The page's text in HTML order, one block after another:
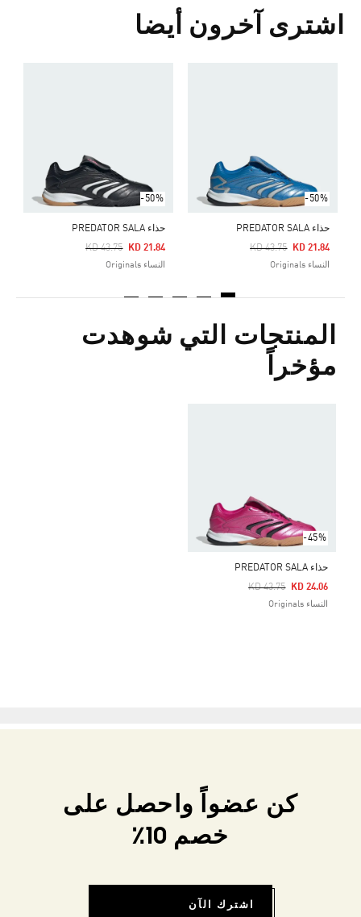
اشترى آخرون أيضا
-50%
حذاء PREDATOR SALA
Price Reduced From
KD 43.75
To KD 21.84
النساء Originals
-50%
حذاء PREDATOR SALA
Price Reduced From
KD 43.75
To KD 21.84
النساء Originals
المنتجات التي شوهدت
مؤخراً
-45%
حذاء PREDATOR SALA
Price Reduced From
KD 43.75
To KD 24.06
النساء Originals
كن عضواً واحصل على
خصم 10٪
اشترك الآن